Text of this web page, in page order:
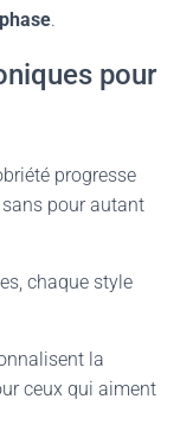
.
pour
progresse
pour autant
chaque style
la
ceux qui aiment